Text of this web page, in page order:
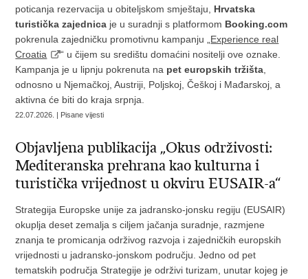
poticanja rezervacija u obiteljskom smještaju, Hrvatska
turistička zajednica je u suradnji s platformom Booking.com
pokrenula zajedničku promotivnu kampanju „ Experience real
Croatia
“ u čijem su središtu domaćini nositelji ove oznake.
Kampanja je u lipnju pokrenuta na pet europskih tržišta
odnosno u Njemačkoj, Austriji, Poljskoj, Češkoj i Mađarskoj, a
aktivna će biti do kraja srpnja.
22.07.2026. | Pisane vijesti
Objavljena publikacija „Okus održivosti:
Mediteranska prehrana kao kulturna i
turistička vrijednost u okviru EUSAIR-a“
Strategija Europske unije za jadransko-jonsku regiju (EUSAIR)
okuplja deset zemalja s ciljem jačanja suradnje, razmjene
znanja te promicanja održivog razvoja i zajedničkih europskih
vrijednosti u jadransko-jonskom području. Jedno od pet
tematskih područja Strategije je održivi turizam, unutar kojeg je